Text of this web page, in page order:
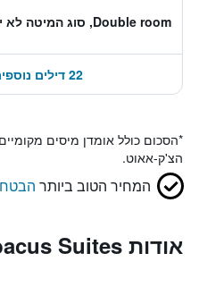
Double room, סוג המיטה לא ידוע
22 דילים נוספים החל מ-₪348
*הסכום כולל אומדן מיסים
הצ'ק-אאוט.
המחיר הטוב ביותר
אודות Abacus Suites